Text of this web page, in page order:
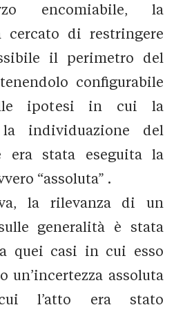
encomiabile, la
cercato di restringere
il perimetro del
configurabile
ipotesi in cui la
individuazione del
era stata eseguita la
“assoluta” .
la rilevanza di un
generalità è stata
quei casi in cui esso
un’incertezza assoluta
l’atto era stato